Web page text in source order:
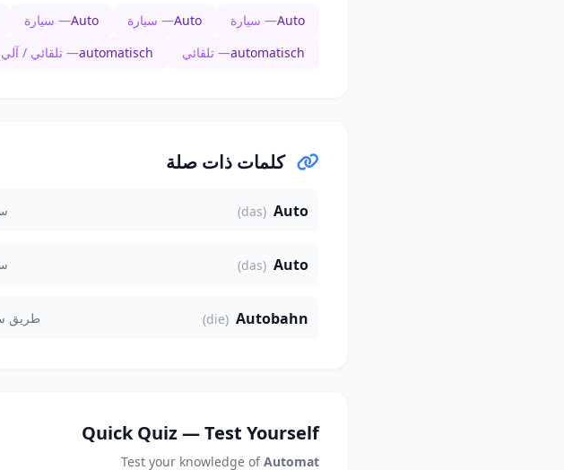
Auto— سيارة Auto— سيارة Auto— سيارة
automatisch— تلقائي automatisch— تلقائي / آلي
كلمات ذات صلة
Auto
(das)
Auto
(das)
Autobahn
(die) طريق
Quick Quiz — Test Yourself
Test your knowledge ofAutomat